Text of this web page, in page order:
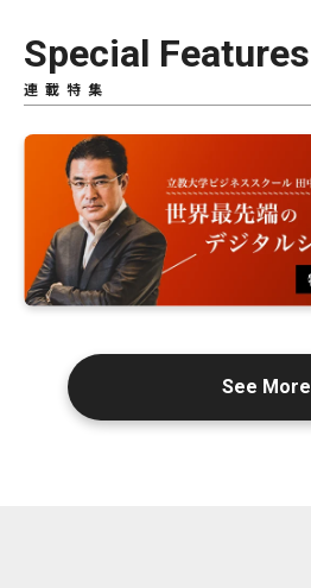
Special Features
連載特集
See More